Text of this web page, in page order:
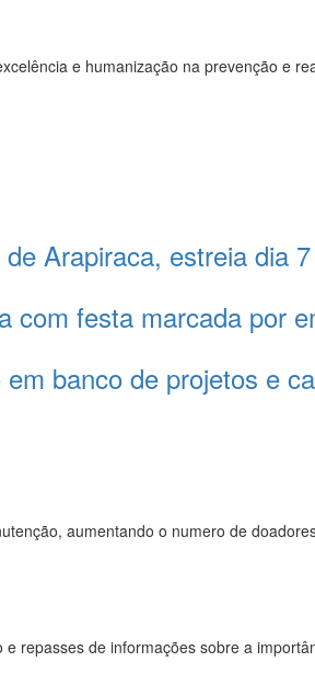
e humanização na prevenção e
Arapiraca, estreia dia
com festa marcada por
banco de projetos e
aumentando o numero de
repasses de informações sobre a